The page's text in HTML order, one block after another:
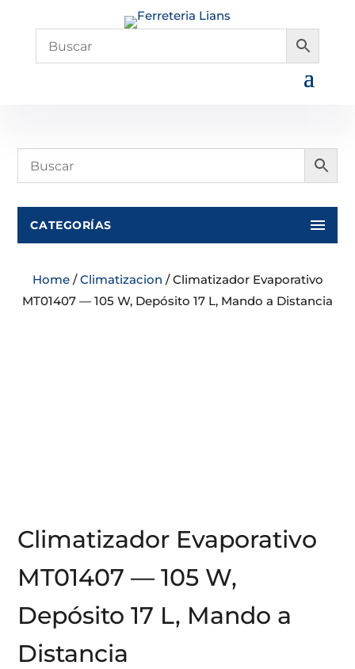
CATEGORÍAS
Home/Climatizacion / Climatizador Evaporativo
MT01407 — 105 W, Depósito 17 L, Mando a Distancia
Climatizador Evaporativo
MT01407 — 105 W,
Depósito 17 L, Mando a
Distancia